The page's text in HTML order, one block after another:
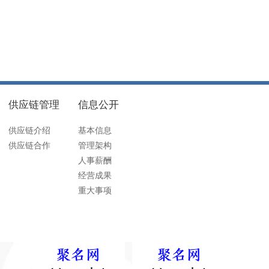
供应链管理
供应链介绍
供应链合作
信息公开
基本信息
管理架构
人事薪酬
经营成果
重大事项